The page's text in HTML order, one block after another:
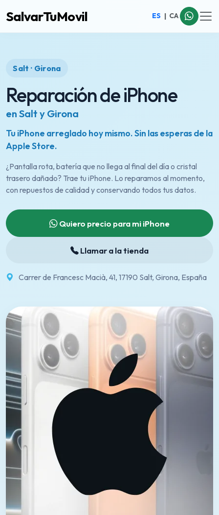
SalvarTuMovil ES | CA
Salt · Girona
Reparación de iPhone
en Salt y Girona
Tu iPhone arreglado hoy mismo. Sin las esperas de la
Apple Store.
¿Pantalla rota, batería que no llega al final del día o cristal
trasero dañado? Trae tu iPhone. Lo reparamos al momento,
con repuestos de calidad y conservando todos tus datos.
Quiero precio para mi iPhone
Llamar a la tienda
Carrer de Francesc Macià, 41, 17190 Salt, Girona, España